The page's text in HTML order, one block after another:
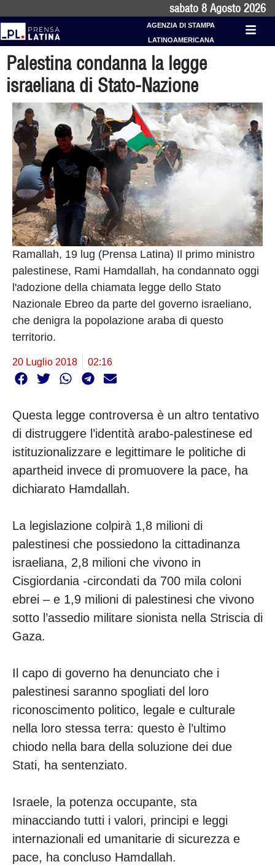
sabato 8 Agosto 2026
AGENZIA DI STAMPA
LATINOAMERICANA
Palestina condanna la legge
israeliana di Stato-Nazione
Ramallah, 19 lug (Prensa Latina) Il primo ministro
palestinese, Rami Hamdallah, ha condannato oggi
l'adozione della chiamata legge dello Stato
Nazionale Ebreo da parte del governo israeliano,
che denigra la popolazione araba di questo
territorio.
20 Luglio 2018 02:16
Questa legge controversa è un altro tentativo
di distruggere l’identità arabo-palestinese ed
istituzionalizzare e legittimare le politiche di
apartheid invece di promuovere la pace, ha
dichiarato Hamdallah.
La legislazione colpirà 1,8 milioni di
palestinesi che possiedono la cittadinanza
israeliana, 2,8 milioni che vivono in
Cisgiordania -circondati da 700 mila coloni
ebrei – e 1,9 milioni di palestinesi che vivono
sotto l’assedio militare sionista nella Striscia di
Gaza.
Il capo di governo ha denunciato che i
palestinesi saranno spogliati del loro
riconoscimento politico, legale e culturale
nella loro stessa terra: questo è l’ultimo
chiodo nella bara della soluzione dei due
Stati, ha sentenziato.
Israele, la potenza occupante, sta
minacciando tutti i valori, principi e leggi
internazionali ed umanitarie di sicurezza e
pace, ha concluso Hamdallah.